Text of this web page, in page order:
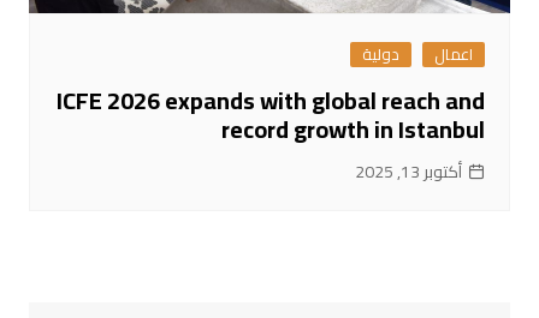
اعمال دولية
ICFE 2026 expands with global reach and
record growth in Istanbul
أكتوبر 13, 2025